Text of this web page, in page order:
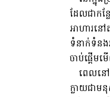
ដែលជាកន្
អាហារ​នៅ​
ទំនាក់ទំន
ចាប់ផ្តើម
ពេលនៅ
ក្លាយជាម